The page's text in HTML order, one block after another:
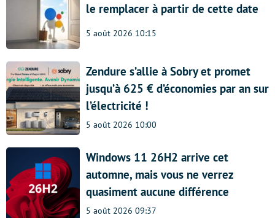
le remplacer à partir de cette date
5 août 2026 10:15
Zendure s’allie à Sobry et promet
jusqu’à 625 € d’économies par an sur
l’électricité !
5 août 2026 10:00
Windows 11 26H2 arrive cet
automne, mais vous ne verrez
quasiment aucune différence
5 août 2026 09:37